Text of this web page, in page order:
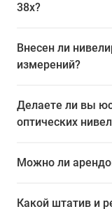
38x?
Внесен ли
измерений?
Делаете ли вы
оптических
Можно ли
Какой штатив и